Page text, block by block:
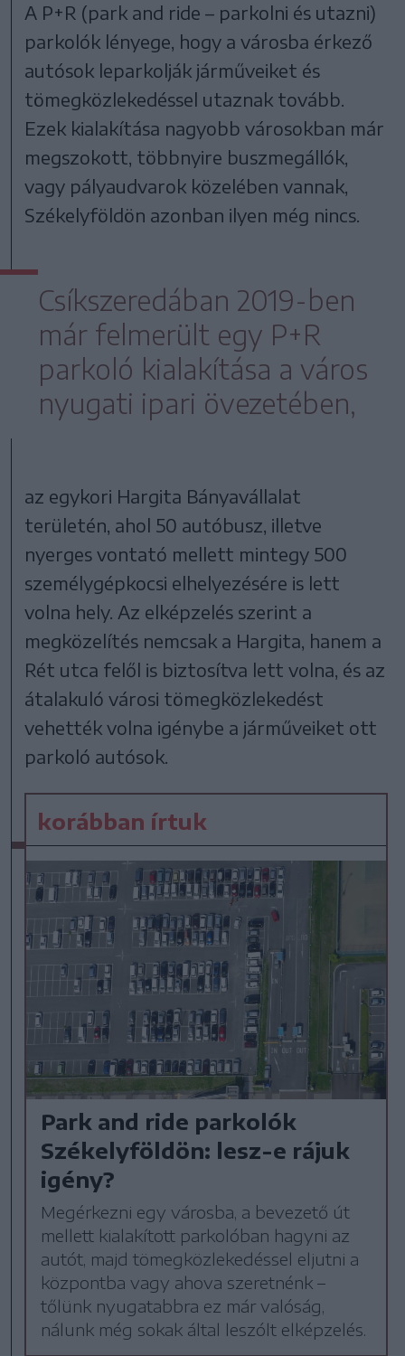
A P+R (park and ride – parkolni és utazni)
parkolók lényege, hogy a városba érkező
autósok leparkolják járműveiket és
tömegközlekedéssel utaznak tovább.
Ezek kialakítása nagyobb városokban már
megszokott, többnyire buszmegállók,
vagy pályaudvarok közelében vannak,
Székelyföldön azonban ilyen még nincs.
Csíkszeredában 2019-ben
már felmerült egy P+R
parkoló kialakítása a város
nyugati ipari övezetében,
az egykori Hargita Bányavállalat
területén, ahol 50 autóbusz, illetve
nyerges vontató mellett mintegy 500
személygépkocsi elhelyezésére is lett
volna hely. Az elképzelés szerint a
megközelítés nemcsak a Hargita, hanem a
Rét utca felől is biztosítva lett volna, és az
átalakuló városi tömegközlekedést
vehették volna igénybe a járműveiket ott
parkoló autósok.
korábban írtuk
Park and ride parkolók
Székelyföldön: lesz-e rájuk
igény?
Megérkezni egy városba, a bevezető út
mellett kialakított parkolóban hagyni az
autót, majd tömegközlekedéssel eljutni a
központba vagy ahova szeretnénk –
tőlünk nyugatabbra ez már valóság,
nálunk még sokak által leszólt elképzelés.